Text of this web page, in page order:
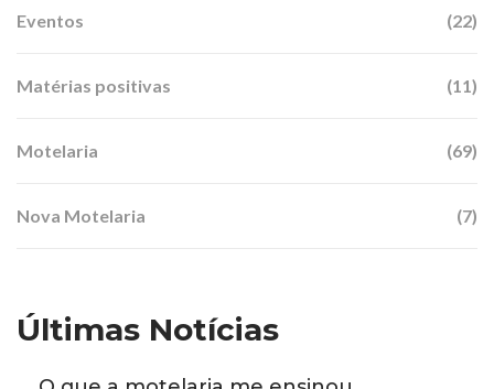
Eventos (22)
Matérias positivas (11)
Motelaria (69)
Nova Motelaria (7)
Últimas Notícias